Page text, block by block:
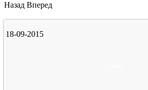
Назад Вперед
18-09-2015